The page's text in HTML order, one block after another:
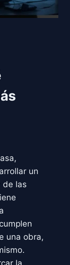
un
de las
una obra,
la